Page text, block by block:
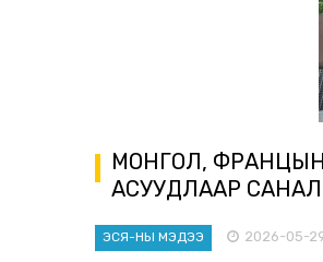
МОНГОЛ,
АСУУДЛААР
ЭСЯ-НЫ МЭДЭЭ 2026-05-